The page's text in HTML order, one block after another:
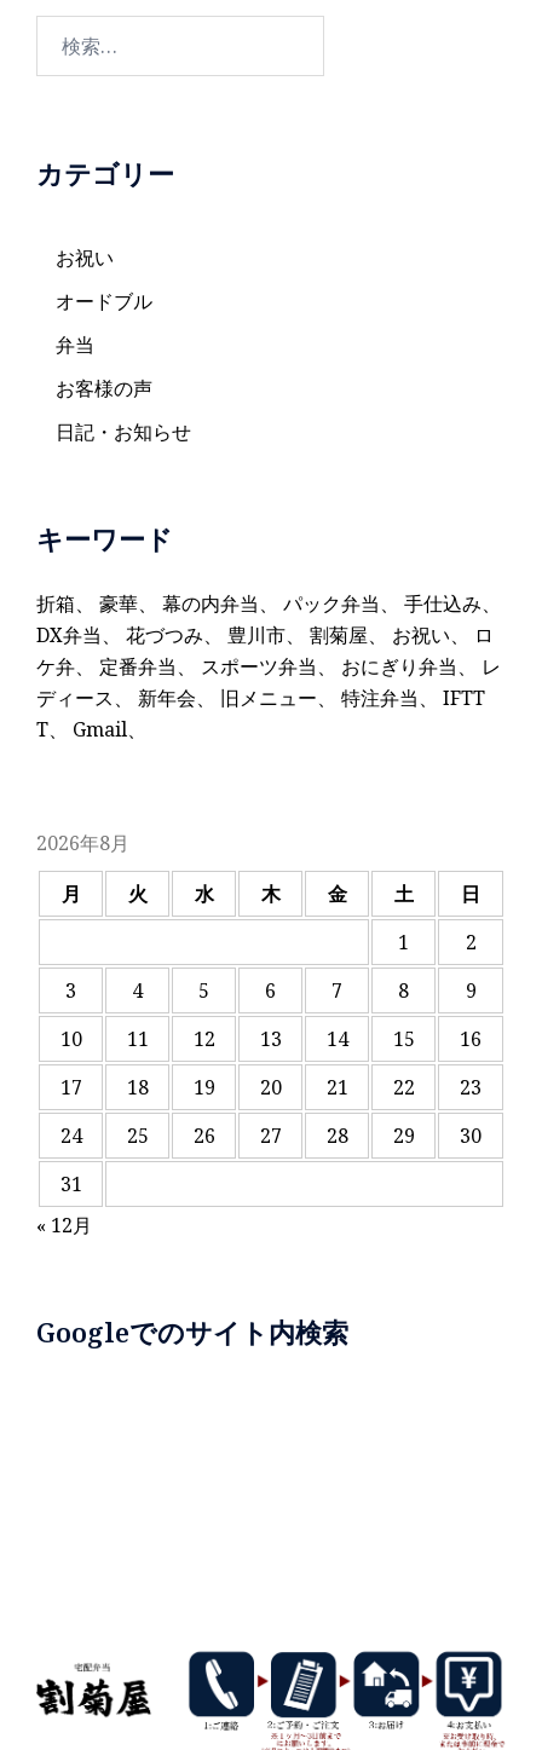
ー
ョ
カテゴリー
お祝い
オードブル
弁当
お客様の声
日記・お知らせ
キーワード
折箱、 豪華、 幕の内弁当、 パック弁当、 手仕込み、
DX弁当、 花づつみ、 豊川市、 割菊屋、 お祝い、
ロ
ケ弁、 定番弁当、 スポーツ弁当、 おにぎり弁当、 レ
ディース、 新年会、 旧メニュー、 特注弁当、 IFTT
T、 Gmail、
2026年8月
月
火 水 木 金 土
日
1
2
3
4 5 6 7 8
9
10
11 12 13 14 15
16
17
18 19 20 21 22
23
24
25 26 27 28 29
30
31
« 12月
Googleでのサイト内検索